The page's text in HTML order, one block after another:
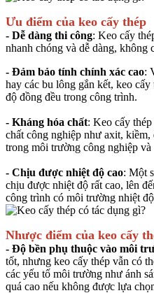
Ưu điểm của keo cấy thép
- Dễ dàng thi công: Keo cấy
nhanh chóng và dễ dàng, không
- Đảm bảo tính chính xác cao:
hay các bu lông gắn kết, keo
độ đồng đều trong công trình.
- Kháng hóa chất: Keo cấy
chất công nghiệp như axit,
trong môi trường công nghiệp
- Chịu được nhiệt độ cao: Một
chịu được nhiệt độ rất cao, lên
công trình có môi trường nhiệt
Nhược điểm của keo cấy
- Độ bền phụ thuộc vào môi
tốt, nhưng keo cấy thép vẫn có
các yếu tố môi trường như ánh
quá cao nếu không được lựa